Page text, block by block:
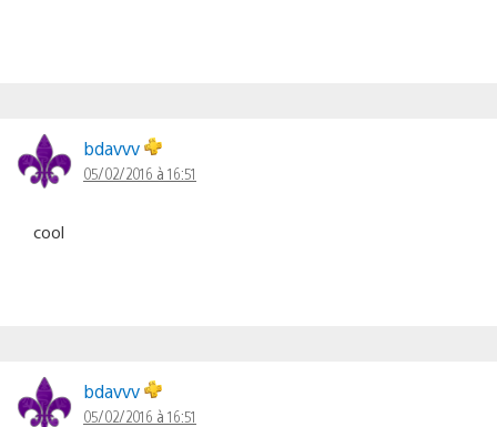
bdavvv
05/02/2016 à 16:51
cool
bdavvv
05/02/2016 à 16:51